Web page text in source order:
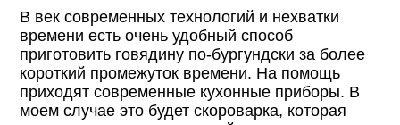
В век современных технологий и нехватки
времени есть очень удобный способ
приготовить говядину по-бургундски за более
короткий промежуток времени. На помощь
приходят современные кухонные приборы. В
моем случае это будет скороварка, которая